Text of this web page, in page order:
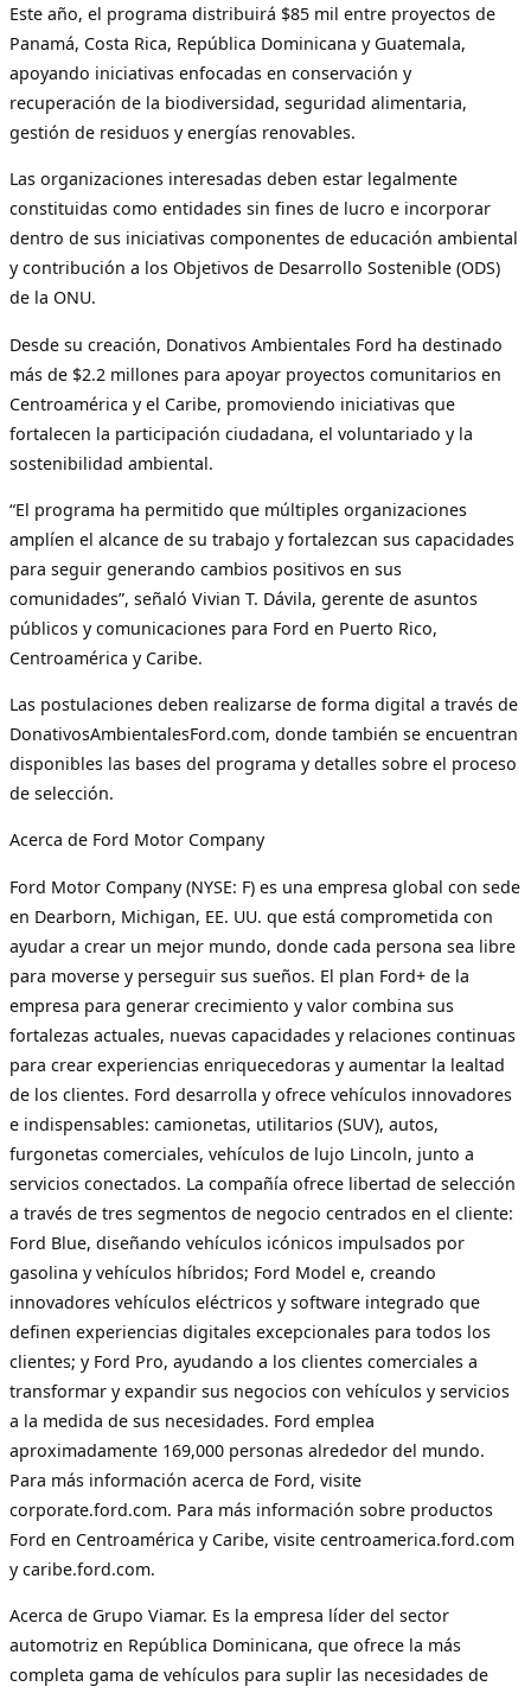
Este año, el programa distribuirá $85 mil entre proyectos de
Panamá, Costa Rica, República Dominicana y Guatemala,
apoyando iniciativas enfocadas en conservación y
recuperación de la biodiversidad, seguridad alimentaria,
gestión de residuos y energías renovables.
Las organizaciones interesadas deben estar legalmente
constituidas como entidades sin fines de lucro e incorporar
dentro de sus iniciativas componentes de educación ambiental
y contribución a los Objetivos de Desarrollo Sostenible (ODS)
de la ONU.
Desde su creación, Donativos Ambientales Ford ha destinado
más de $2.2 millones para apoyar proyectos comunitarios en
Centroamérica y el Caribe, promoviendo iniciativas que
fortalecen la participación ciudadana, el voluntariado y la
sostenibilidad ambiental.
“El programa ha permitido que múltiples organizaciones
amplíen el alcance de su trabajo y fortalezcan sus capacidades
para seguir generando cambios positivos en sus
comunidades”, señaló Vivian T. Dávila, gerente de asuntos
públicos y comunicaciones para Ford en Puerto Rico,
Centroamérica y Caribe.
Las postulaciones deben realizarse de forma digital a través de
DonativosAmbientalesFord.com, donde también se encuentran
disponibles las bases del programa y detalles sobre el proceso
de selección.
Acerca de Ford Motor Company
Ford Motor Company (NYSE: F) es una empresa global con sede
en Dearborn, Michigan, EE. UU. que está comprometida con
ayudar a crear un mejor mundo, donde cada persona sea libre
para moverse y perseguir sus sueños. El plan Ford+ de la
empresa para generar crecimiento y valor combina sus
fortalezas actuales, nuevas capacidades y relaciones continuas
para crear experiencias enriquecedoras y aumentar la lealtad
de los clientes. Ford desarrolla y ofrece vehículos innovadores
e indispensables: camionetas, utilitarios (SUV), autos,
furgonetas comerciales, vehículos de lujo Lincoln, junto a
servicios conectados. La compañía ofrece libertad de selección
a través de tres segmentos de negocio centrados en el cliente:
Ford Blue, diseñando vehículos icónicos impulsados por
gasolina y vehículos híbridos; Ford Model e, creando
innovadores vehículos eléctricos y software integrado que
definen experiencias digitales excepcionales para todos los
clientes; y Ford Pro, ayudando a los clientes comerciales a
transformar y expandir sus negocios con vehículos y servicios
a la medida de sus necesidades. Ford emplea
aproximadamente 169,000 personas alrededor del mundo.
Para más información acerca de Ford, visite
corporate.ford.com. Para más información sobre productos
Ford en Centroamérica y Caribe, visite centroamerica.ford.com
y caribe.ford.com.
Acerca de Grupo Viamar. Es la empresa líder del sector
automotriz en República Dominicana, que ofrece la más
completa gama de vehículos para suplir las necesidades de